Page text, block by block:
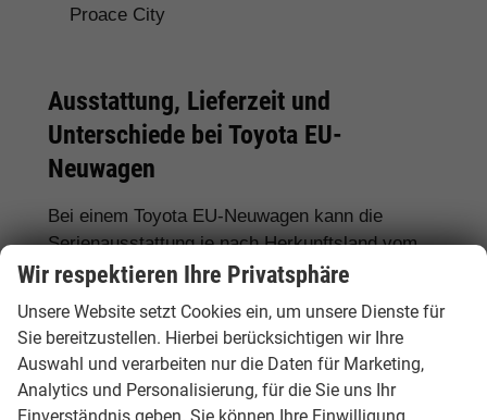
Proace City
Ausstattung, Lieferzeit und
Unterschiede bei Toyota EU-
Neuwagen
Bei einem Toyota EU-Neuwagen kann die
Serienausstattung je nach Herkunftsland vom
deutschen Modell abweichen. Deshalb lohnt
für Sie auf wichtige Details wie Motorisierung,
Hybridantrieb, Ausstattungslinie,
Assistenzsysteme, Lieferzeit, Garantie und
Fahrzeugdokumente.
Wir respektieren Ihre Privatsphäre
Unsere Website setzt Cookies ein, um unsere Dienste für
Sie bereitzustellen. Hierbei berücksichtigen wir Ihre
Auswahl und verarbeiten nur die Daten für Marketing,
Analytics und Personalisierung, für die Sie uns Ihr